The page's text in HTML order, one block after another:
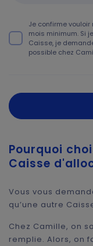
Je confirme
mois minimum. Si
Caisse, je
possible chez
Pourquoi
Caisse
Vous vous
qu’une autre
Chez Camille, on
remplie. Alors, on